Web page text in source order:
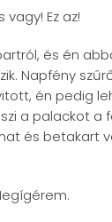
Ez az!
és én
Napfény
én pedig
a palackot a
és betakart